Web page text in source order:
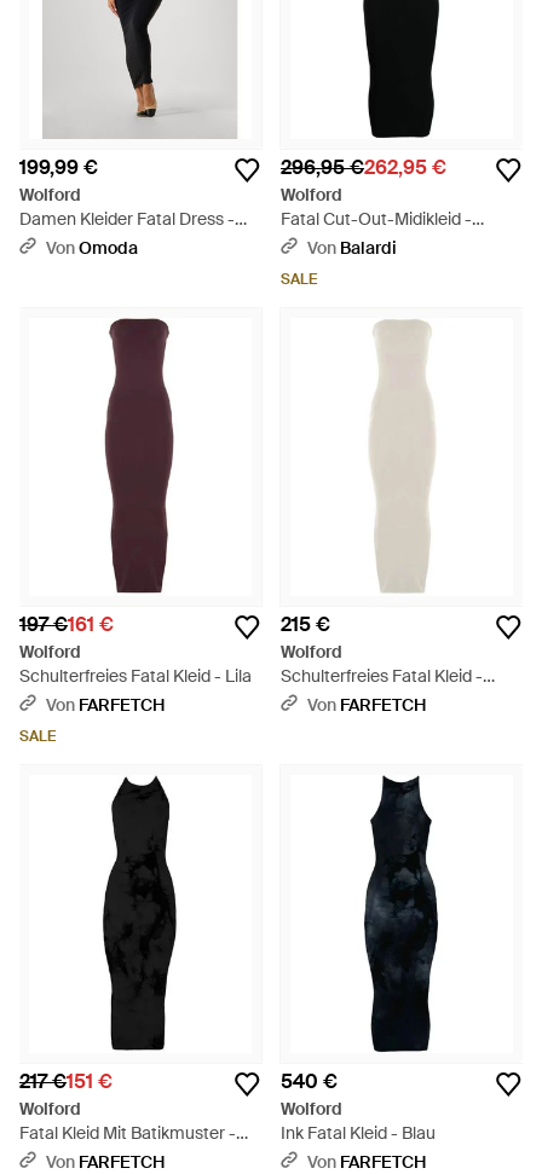
199,99 €
Wolford
Damen Kleider Fatal Dress -
Schwarz
VonOmoda
296,95 €262,95 €
Wolford
Fatal Cut-Out-Midikleid -
Schwarz
Von Balardi
SALE
197 €161 €
Wolford
Schulterfreies Fatal Kleid - Lila
Von FARFETCH
SALE
215 €
Wolford
Schulterfreies Fatal Kleid -
WeißVon FARFETCH
217 €151 €
Wolford
Fatal Kleid Mit Batikmuster -
Schwarz
Von FARFETCH
540 €
Wolford
Ink Fatal Kleid - Blau
Von FARFETCH